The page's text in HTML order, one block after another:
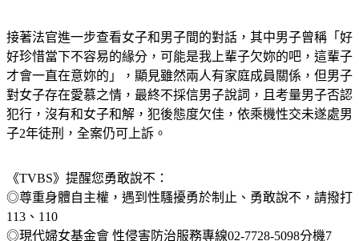
接著法官進一步查看女子和男子間的對話，其中男子曾稱「好
好珍惜當下不容易的緣分，可能是我上輩子欠妳的吧，這輩子
才會一直在意妳的」，顯見雖然兩人有家庭成員關係，但男子
對女子存在愛慕之情，最終不採信男子說詞，且考量男子否認
犯行，沒有和女子和解，犯後態度欠佳，依乘機性交未遂處男
子2年徒刑，全案仍可上訴。
《TVBS》提醒您勇敢說不：
◎尊重身體自主權，遇到性騷擾勇於制止、勇敢說不，請撥打
113、110
◎現代婦女基金會 性侵害防治服務專線02-7728-5098分機7